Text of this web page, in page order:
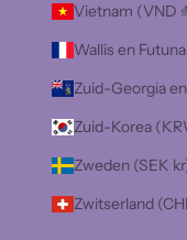
Vietnam (VND
Wallis en
Zuid-Georgia
Zuid-Korea
Zweden (SEK
Zwitserland